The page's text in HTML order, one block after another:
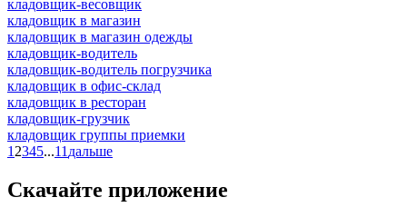
кладовщик-весовщик
кладовщик в магазин
кладовщик в магазин одежды
кладовщик-водитель
кладовщик-водитель погрузчика
кладовщик в офис-склад
кладовщик в ресторан
кладовщик-грузчик
кладовщик группы приемки
1 2345...11 дальше
Скачайте приложение